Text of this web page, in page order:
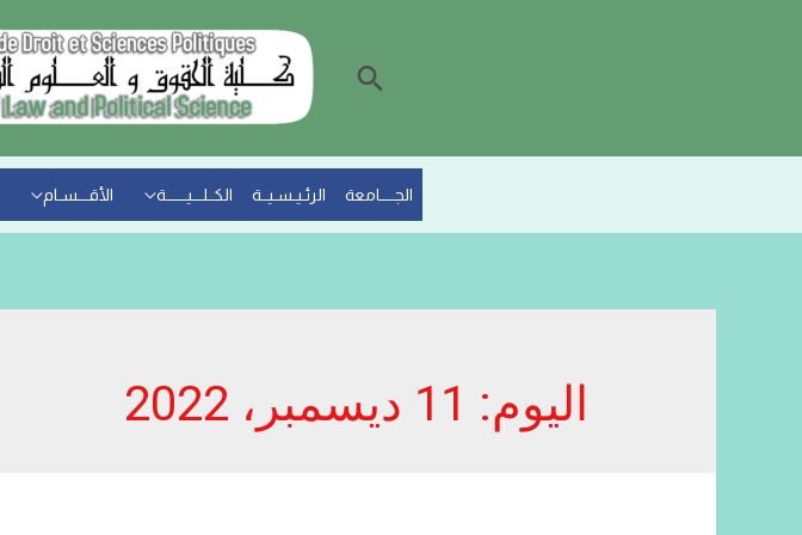
البحث
الجــــامعة الرئـيـسـيــة الكــلـــيــــــة الأقـــسـام
اليوم: 11 ديسمبر، 2022